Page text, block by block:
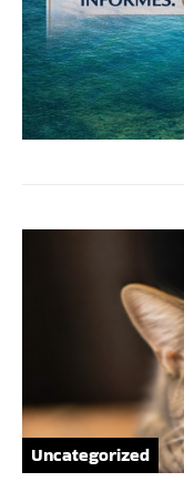
Uncategorized